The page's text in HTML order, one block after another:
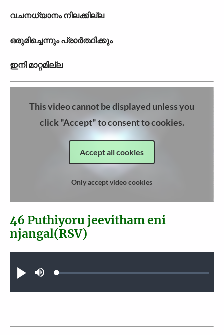
വചനധ‍്യാനം നിലക്കില്ല
ഒരുമിച്ചെന്നും പ്രാര്‍ത്ഥിക്കും
ഇനി മാറ്റമില്ല
This video cannot be displayed unless you
click "Accept" to consent to cookies.
Accept all cookies
Only accept video cookies
Play MuteLoaded:
46 Puthiyoru jeevitham eni
njangal(RSV)